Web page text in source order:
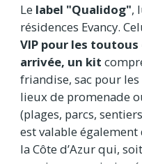
Le label "Qualidog",
résidences Evancy.
VIP pour les
arrivée, un kit
friandise, sac pour
lieux de promenade
(plages, parcs,
est valable également
la Côte d’Azur qui,